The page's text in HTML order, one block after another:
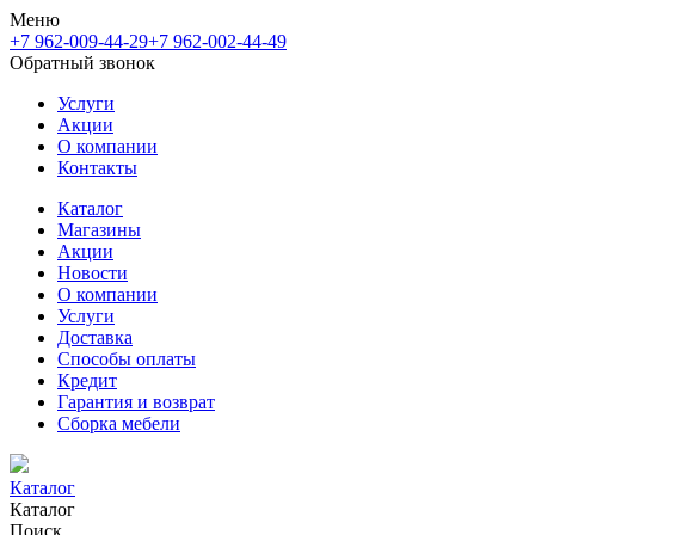
Меню
+7 962-009-44-29+7 962-002-44-49
Обратный звонок
Услуги
Акции
О компании
Контакты
Каталог
Магазины
Акции
Новости
О компании
Услуги
Доставка
Способы оплаты
Кредит
Гарантия и возврат
Сборка мебели
Каталог
Каталог
Поиск